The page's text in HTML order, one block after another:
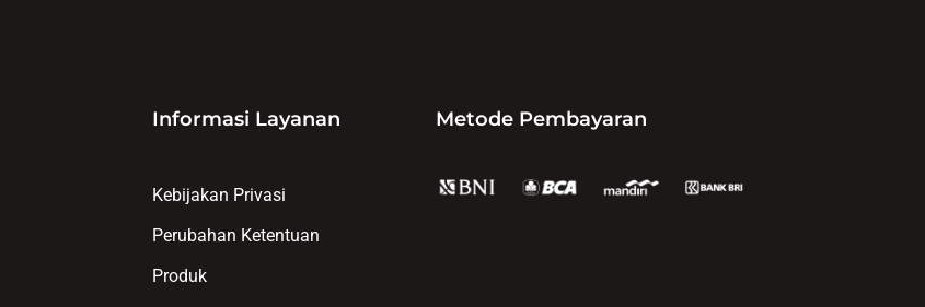
Informasi Layanan
Kebijakan Privasi
Perubahan Ketentuan
Produk
Metode Pembayaran